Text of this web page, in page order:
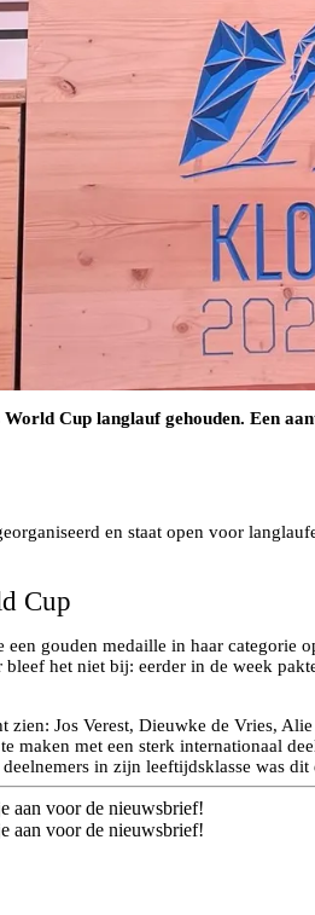
Cup langlauf gehouden. Een
en staat open voor
Cup
gouden medaille in haar
het niet bij: eerder in de week
Jos Verest, Dieuwke de Vries,
maken met een sterk internationaal
in zijn leeftijdsklasse was
aan voor de nieuwsbrief!
aan voor de nieuwsbrief!